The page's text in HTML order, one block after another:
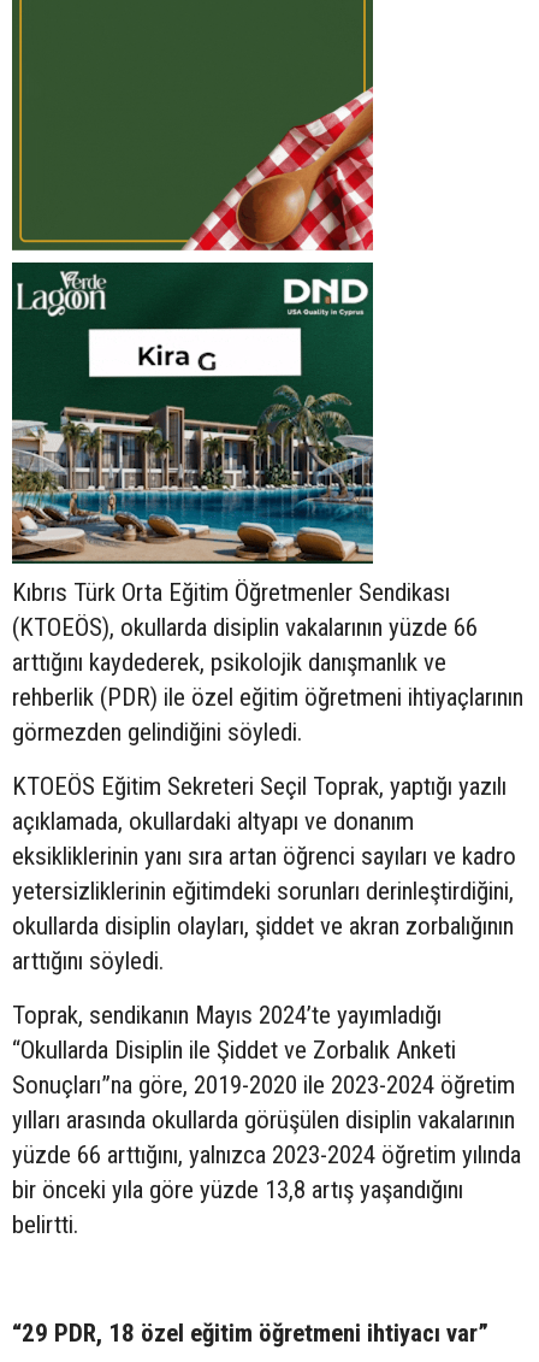
Kıbrıs Türk Orta Eğitim Öğretmenler Sendikası
(KTOEÖS), okullarda disiplin vakalarının yüzde 66
arttığını kaydederek, psikolojik danışmanlık ve
rehberlik (PDR) ile özel eğitim öğretmeni ihtiyaçlarının
görmezden gelindiğini söyledi.
KTOEÖS Eğitim Sekreteri Seçil Toprak, yaptığı yazılı
açıklamada, okullardaki altyapı ve donanım
eksikliklerinin yanı sıra artan öğrenci sayıları ve kadro
yetersizliklerinin eğitimdeki sorunları derinleştirdiğini,
okullarda disiplin olayları, şiddet ve akran zorbalığının
arttığını söyledi.
Toprak, sendikanın Mayıs 2024’te yayımladığı
“Okullarda Disiplin ile Şiddet ve Zorbalık Anketi
Sonuçları”na göre, 2019-2020 ile 2023-2024 öğretim
yılları arasında okullarda görüşülen disiplin vakalarının
yüzde 66 arttığını, yalnızca 2023-2024 öğretim yılında
bir önceki yıla göre yüzde 13,8 artış yaşandığını
belirtti.
“29 PDR, 18 özel eğitim öğretmeni ihtiyacı var”